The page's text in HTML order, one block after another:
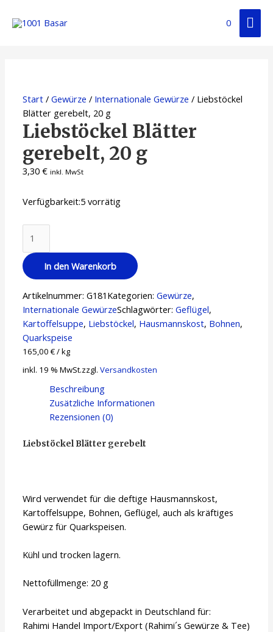
Inhalt
0
Start /Gewürze / Internationale Gewürze / Liebstöckel
Blätter gerebelt, 20 g
Liebstöckel Blätter
gerebelt, 20 g
3,30€ inkl. MwSt
Verfügbarkeit:5 vorrätig
Blätter
gerebelt,
20
Menge
In den Warenkorb
Artikelnummer:G181 Kategorien:Gewürze,
Internationale GewürzeSchlagwörter:Geflügel,
Kartoffelsuppe, Liebstöckel, Hausmannskost, Bohnen,
Quarkspeise
165,00€/kg
inkl. 19 % MwSt.zzgl.Versandkosten
Beschreibung
Zusätzliche Informationen
Rezensionen (0)
Liebstöckel Blätter gerebelt
Wird verwendet für die deftige Hausmannskost,
Kartoffelsuppe, Bohnen, Geflügel, auch als kräftiges
Gewürz für Quarkspeisen.
Kühl und trocken lagern.
Nettofüllmenge: 20 g
Verarbeitet und abgepackt in Deutschland für:
Rahimi Handel Import/Export (Rahimi´s Gewürze & Tee)